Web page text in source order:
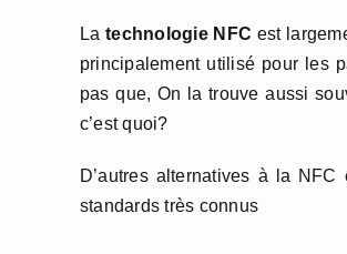
Latechnologie NFC est
principalement utilisé pour les
pas que, On la trouve aussi
c’est quoi?
D’autres alternatives à la
standards très connus